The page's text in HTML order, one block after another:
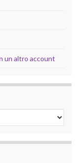
un altro account